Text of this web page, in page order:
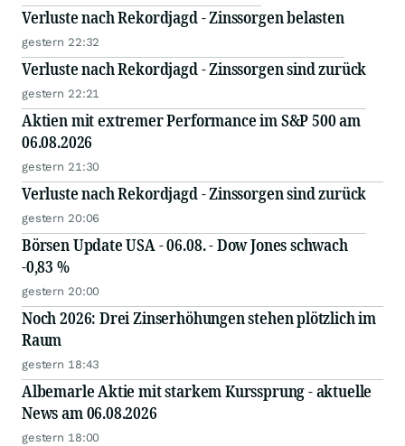
Verluste nach Rekordjagd - Zinssorgen belasten
gestern 22:32
Verluste nach Rekordjagd - Zinssorgen sind zurück
gestern 22:21
Aktien mit extremer Performance im S&P 500 am
06.08.2026
gestern 21:30
Verluste nach Rekordjagd - Zinssorgen sind zurück
gestern 20:06
Börsen Update USA - 06.08. - Dow Jones schwach
-0,83 %
gestern 20:00
Noch 2026: Drei Zinserhöhungen stehen plötzlich im
Raum
gestern 18:43
Albemarle Aktie mit starkem Kurssprung - aktuelle
News am 06.08.2026
gestern 18:00